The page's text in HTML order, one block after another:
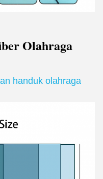
Olahraga
handuk olahraga